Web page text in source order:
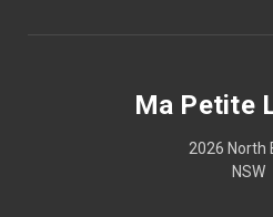
Ma Petite
2026 North
NSW